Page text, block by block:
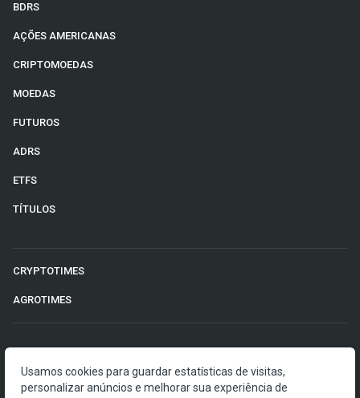
BDRS
AÇÕES AMERICANAS
CRIPTOMOEDAS
MOEDAS
FUTUROS
ADRS
ETFS
TÍTULOS
CRYPTOTIMES
AGROTIMES
O Money Times publica matérias de cunho jornalístico, que
Usamos cookies para guardar estatísticas de visitas,
personalizar anúncios e melhorar sua experiência de